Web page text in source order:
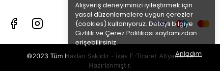
Alışveriş deneyiminizi iyileştirmek için
yasal düzenlemelere uygun çerezler
(cookies) kullanıyoruz. Detaylı bilgiye
Gizlilik ve Çerez Politikası sayfamızdan
erişebilirsiniz.
Anladım
©2023 Tüm Hakları Saklıdır - ikas E-Ticaret Altyapısı ile
Hazırlanmıştır.